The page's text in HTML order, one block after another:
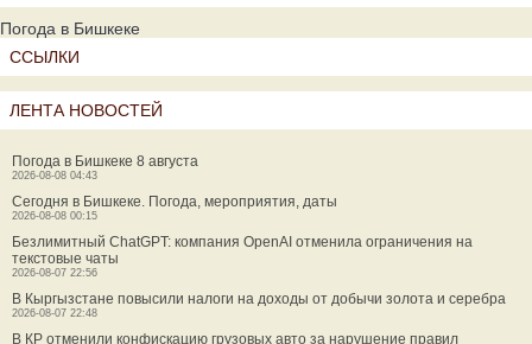
Погода в Бишкеке
ССЫЛКИ
ЛЕНТА НОВОСТЕЙ
Погода в Бишкеке 8 августа
2026-08-08 04:43
Сегодня в Бишкеке. Погода, мероприятия, даты
2026-08-08 00:15
Безлимитный ChatGPT: компания OpenAI отменила ограничения на
текстовые чаты
2026-08-07 22:56
В Кыргызстане повысили налоги на доходы от добычи золота и серебра
2026-08-07 22:48
В КР отменили конфискацию грузовых авто за нарушение правил